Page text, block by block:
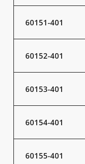
60151-401
60152-401
60153-401
60154-401
60155-401